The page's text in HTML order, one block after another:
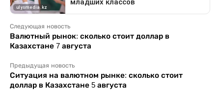
Следующая новость
Валютный рынок: сколько стоит доллар в
Казахстане 7 августа
Предыдущая новость
Ситуация на валютном рынке: сколько стоит
доллар в Казахстане 5 августа